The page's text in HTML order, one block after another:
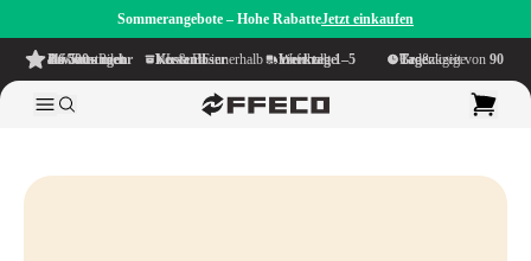
Sommerangebote – Hohe RabatteJetzt einkaufen
4.6/5
aus mehr als 500 Bewertungen
auf TrustPilot Kostenloser Versand
innerhalb NL & BE Lieferzeit innerhalb
1–5 Werktage Großzügige Bedenkzeit von
90 Tage